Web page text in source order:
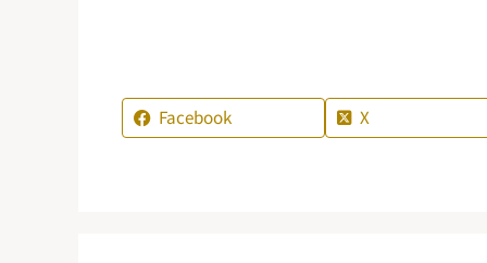
Facebook X